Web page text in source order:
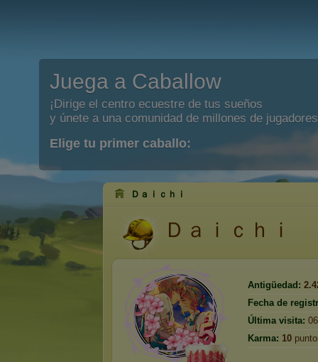
Juega a Caballow
¡Dirige el centro ecuestre de tus sueños
y únete a una comunidad de millones de
Elige tu primer caballo:
Ｄａｉｃｈｉ
Ｄａｉｃｈｉ
Antigüedad:
Fecha de
Última visita:
Karma: 10